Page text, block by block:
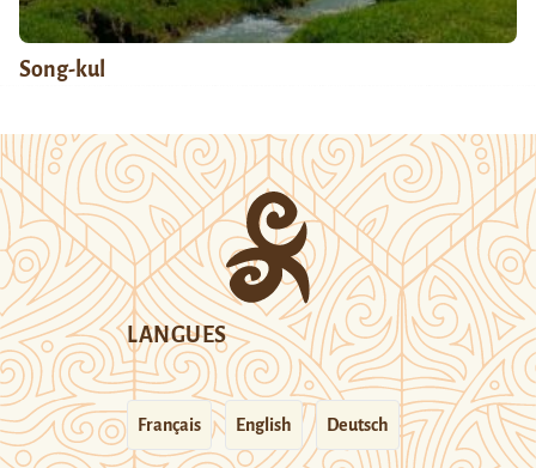
Song-kul
LANGUES
Français English Deutsch